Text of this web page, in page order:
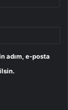
adım, e-posta